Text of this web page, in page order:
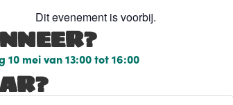
Dit evenement is voorbij.
10 meivan13:00tot16:00